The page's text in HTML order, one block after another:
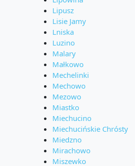
Lipusz
Lisie Jamy
Lniska
Luzino
Malary
Małkowo
Mechelinki
Mechowo
Mezowo
Miastko
Miechucino
Miechucińskie Chrósty
Miedzno
Mirachowo
Miszewko